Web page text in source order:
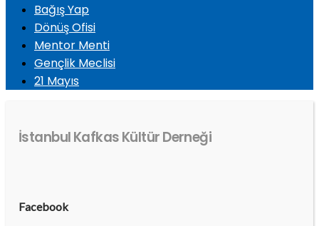
Bağış Yap
Dönüş Ofisi
Mentor Menti
Gençlik Meclisi
21 Mayıs
İstanbul Kafkas Kültür Derneği
Facebook